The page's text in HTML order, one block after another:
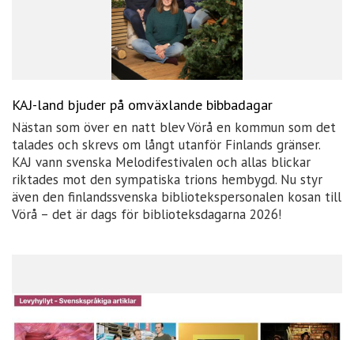
KAJ-land bjuder på omväxlande bibbadagar
Nästan som över en natt blev Vörå en kommun som det
talades och skrevs om långt utanför Finlands gränser.
KAJ vann svenska Melodifestivalen och allas blickar
riktades mot den sympatiska trions hembygd. Nu styr
även den finlandssvenska bibliotekspersonalen kosan till
Vörå – det är dags för biblioteksdagarna 2026!